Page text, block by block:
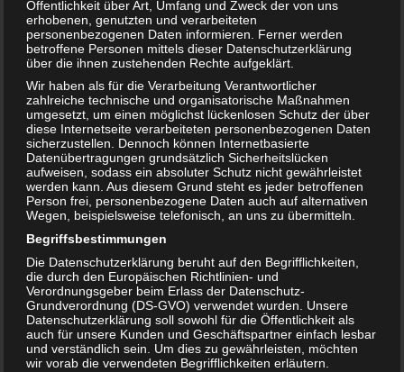
Sport in der Schwangerschaft – was ist gut
für mich?
15. JULI 2018
Öffentlichkeit über Art, Umfang und Zweck der von uns
erhobenen, genutzten und verarbeiteten
personenbezogenen Daten informieren. Ferner werden
betroffene Personen mittels dieser Datenschutzerklärung
über die ihnen zustehenden Rechte aufgeklärt.
Wir haben als für die Verarbeitung Verantwortlicher
zahlreiche technische und organisatorische Maßnahmen
umgesetzt, um einen möglichst lückenlosen Schutz der über
diese Internetseite verarbeiteten personenbezogenen Daten
sicherzustellen. Dennoch können Internetbasierte
Datenübertragungen grundsätzlich Sicherheitslücken
aufweisen, sodass ein absoluter Schutz nicht gewährleistet
werden kann. Aus diesem Grund steht es jeder betroffenen
Person frei, personenbezogene Daten auch auf alternativen
Wegen, beispielsweise telefonisch, an uns zu übermitteln.
Begriffsbestimmungen
Die Datenschutzerklärung beruht auf den Begrifflichkeiten,
die durch den Europäischen Richtlinien- und
Verordnungsgeber beim Erlass der Datenschutz-
Grundverordnung (DS-GVO) verwendet wurden. Unsere
Datenschutzerklärung soll sowohl für die Öffentlichkeit als
auch für unsere Kunden und Geschäftspartner einfach lesbar
und verständlich sein. Um dies zu gewährleisten, möchten
wir vorab die verwendeten Begrifflichkeiten erläutern.